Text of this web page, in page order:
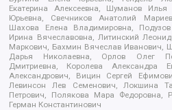
Екатерина Алексеевна, Шуманов
Юрьевна, Свечников Анатолий
Шахова Елена Владимировна,
Ирина Вячеславовна, Литинский
Маркович, Бахмин Вячеслав Иванович,
Дарья Николаевна, Орлов Олег
Дмитриевна, Королева Александра
Александрович, Вицин Сергей
Левинсон Лев Семенович, Локшина
Петрович, Полякова Мара Федоровна,
Герман Константинович